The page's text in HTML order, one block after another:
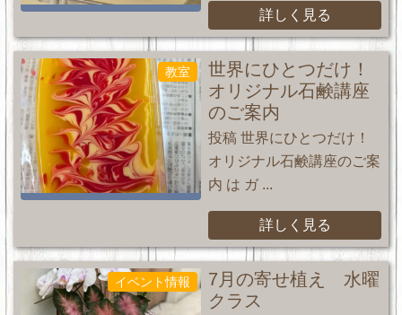
詳しく見る
教室
世界にひとつだけ！
オリジナル石鹸講座
のご案内
投稿 世界にひとつだけ！
オリジナル石鹸講座のご案
内 は ガ ...
詳しく見る
イベント情報
7月の寄せ植え 水曜
クラス